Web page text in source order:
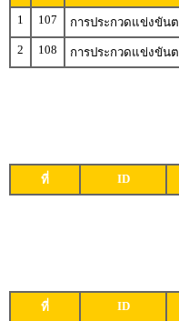
1
107 การประกวดแข่งขัน
2
108 การประกวดแข่งขัน
ที่ ID
ที่ ID